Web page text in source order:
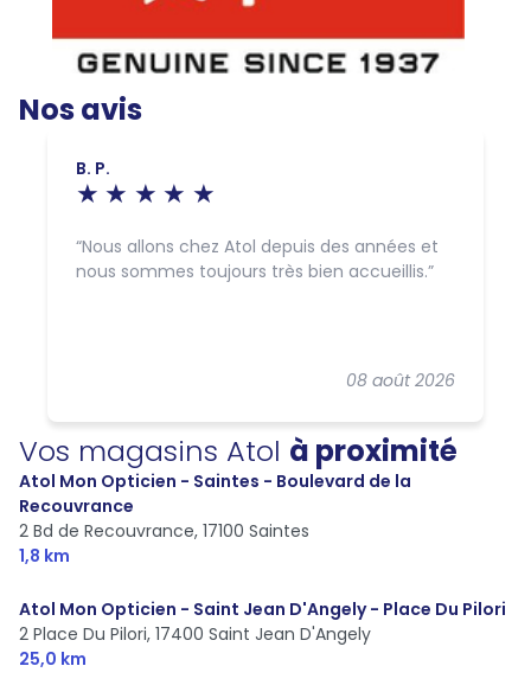
Nos avis
B. P.
08 août 2026
Nous allons chez Atol depuis des années et
nous sommes toujours très bien accueillis.
Vos magasins Atol à proximité
Atol Mon Opticien - Saintes - Boulevard de la
Recouvrance
2 Bd de Recouvrance, 17100 Saintes
1,8 km
Atol Mon Opticien - Saint Jean D'Angely - Place Du Pilori
2 Place Du Pilori, 17400 Saint Jean D'Angely
25,0 km